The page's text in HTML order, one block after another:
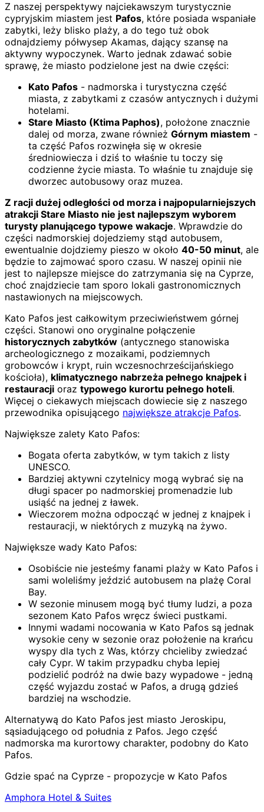
Z naszej perspektywy najciekawszym turystycznie
cypryjskim miastem jest Pafos, które posiada wspaniałe
zabytki, leży blisko plaży, a do tego tuż obok
odnajdziemy półwysep Akamas, dający szansę na
aktywny wypoczynek. Warto jednak zdawać sobie
sprawę, że miasto podzielone jest na dwie części:
Kato Pafos - nadmorska i turystyczna część
miasta, z zabytkami z czasów antycznych i dużymi
hotelami.
Stare Miasto (Ktima Paphos), położone znacznie
dalej od morza, zwane również Górnym miastem -
ta część Pafos rozwinęła się w okresie
średniowiecza i dziś to właśnie tu toczy się
codzienne życie miasta. To właśnie tu znajduje się
dworzec autobusowy oraz muzea.
Z racji dużej odległości od morza i najpopularniejszych
atrakcji Stare Miasto nie jest najlepszym wyborem
turysty planującego typowe wakacje. Wprawdzie do
części nadmorskiej dojedziemy stąd autobusem,
ewentualnie dojdziemy pieszo w około 40-50 minut, ale
będzie to zajmować sporo czasu. W naszej opinii nie
jest to najlepsze miejsce do zatrzymania się na Cyprze,
choć znajdziecie tam sporo lokali gastronomicznych
nastawionych na miejscowych.
Kato Pafos jest całkowitym przeciwieństwem górnej
części. Stanowi ono oryginalne połączenie
historycznych zabytków (antycznego stanowiska
archeologicznego z mozaikami, podziemnych
grobowców i krypt, ruin wczesnochrześcijańskiego
kościoła), klimatycznego nabrzeża pełnego knajpek i
restauracji oraz typowego kurortu pełnego hoteli.
Więcej o ciekawych miejscach dowiecie się z naszego
przewodnika opisującego największe atrakcje Pafos.
Największe zalety Kato Pafos:
Bogata oferta zabytków, w tym takich z listy
UNESCO.
Bardziej aktywni czytelnicy mogą wybrać się na
długi spacer po nadmorskiej promenadzie lub
usiąść na jednej z ławek.
Wieczorem można odpocząć w jednej z knajpek i
restauracji, w niektórych z muzyką na żywo.
Największe wady Kato Pafos:
Osobiście nie jesteśmy fanami plaży w Kato Pafos i
sami woleliśmy jeździć autobusem na plażę Coral
Bay.
W sezonie minusem mogą być tłumy ludzi, a poza
sezonem Kato Pafos wręcz świeci pustkami.
Innymi wadami nocowania w Kato Pafos są jednak
wysokie ceny w sezonie oraz położenie na krańcu
wyspy dla tych z Was, którzy chcieliby zwiedzać
cały Cypr. W takim przypadku chyba lepiej
podzielić podróż na dwie bazy wypadowe - jedną
część wyjazdu zostać w Pafos, a drugą gdzieś
bardziej na wschodzie.
Alternatywą do Kato Pafos jest miasto Jeroskipu,
sąsiadującego od południa z Pafos. Jego część
nadmorska ma kurortowy charakter, podobny do Kato
Pafos.
Gdzie spać na Cyprze - propozycje w Kato Pafos
Amphora Hotel & Suites